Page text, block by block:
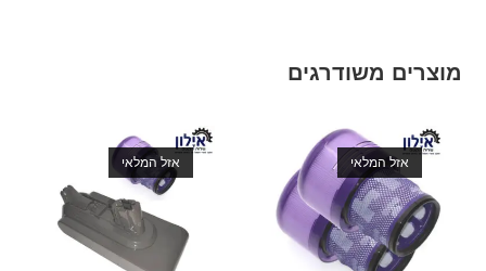
מוצרים משודרגים
אזל המלאי אזל המלאי